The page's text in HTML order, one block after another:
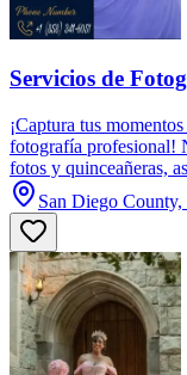
Servicios de
¡Captura tus
fotografía profesional!
fotos y quinceañeras,
San Diego County,